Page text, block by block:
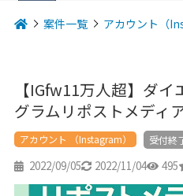
案件一覧 アカウント（
【IGfw11万人超】ダ
グラムリポストメディ
アカウント （Instagram） 受付終
2022/09/05 2022/11/04 495